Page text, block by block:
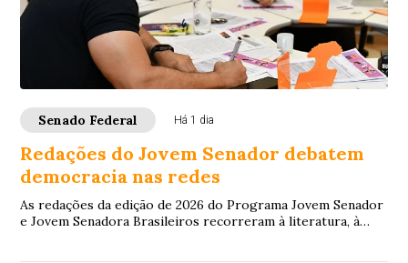
Senado Federal Há 1 dia
Redações do Jovem Senador debatem
democracia nas redes
As redações da edição de 2026 do Programa Jovem Senador
e Jovem Senadora Brasileiros recorreram à literatura, à